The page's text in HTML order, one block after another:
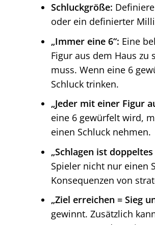
Schluckgröße:
oder ein definierter
„Immer eine 6“: Eine
Figur aus dem Haus zu
muss. Wenn eine 6
Schluck trinken.
„Jeder mit einer Figur
eine 6 gewürfelt wird,
einen Schluck nehmen.
„Schlagen ist
Spieler nicht nur einen
Konsequenzen von
„Ziel erreichen = Sieg
gewinnt. Zusätzlich